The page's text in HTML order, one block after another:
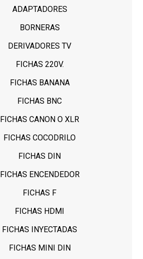
ADAPTADORES
BORNERAS
DERIVADORES TV
FICHAS 220V.
FICHAS BANANA
FICHAS BNC
FICHAS CANON O XLR
FICHAS COCODRILO
FICHAS DIN
FICHAS ENCENDEDOR
FICHAS F
FICHAS HDMI
FICHAS INYECTADAS
FICHAS MINI DIN